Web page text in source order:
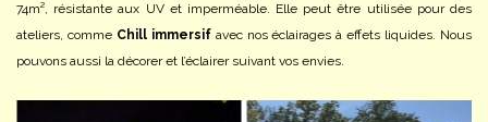
74m², résistante aux UV et imperméable. Elle peut être utilisée pour des
ateliers, comme Chill immersifavec nos éclairages à effets liquides. Nous
pouvons aussi la décorer et l’éclairer suivant vos envies.